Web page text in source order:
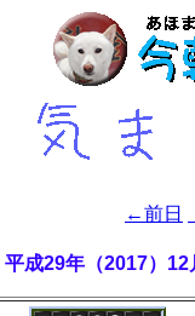
←前日
平成29年（2017）